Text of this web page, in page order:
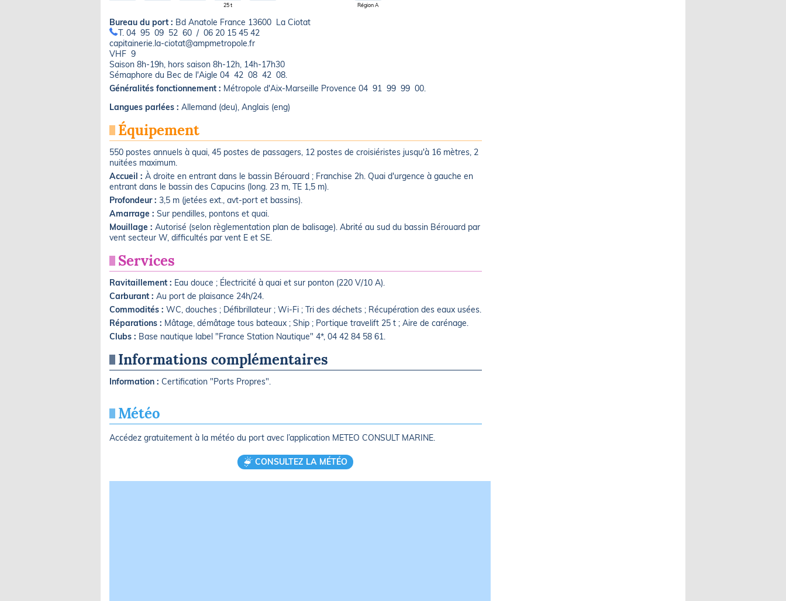
25 t Région A
Bureau du port : Bd Anatole France 13600 La Ciotat
T. 04 95 09 52 60 / 06 20 15 45 42
capitainerie.la-ciotat@ampmetropole.fr
VHF 9
Saison 8h-19h, hors saison 8h-12h, 14h-17h30
Sémaphore du Bec de l'Aigle 04 42 08 42 08.
Généralités fonctionnement : Métropole d'Aix-Marseille Provence 04 91 99 99 00.
Langues parlées : Allemand (deu), Anglais (eng)
Équipement
550 postes annuels à quai, 45 postes de passagers, 12 postes de croisiéristes jusqu'à 16 mètres, 2
nuitées maximum.
Accueil : À droite en entrant dans le bassin Bérouard ; Franchise 2h. Quai d'urgence à gauche en
entrant dans le bassin des Capucins (long. 23 m, TE 1,5 m).
Profondeur : 3,5 m (jetées ext., avt-port et bassins).
Amarrage : Sur pendilles, pontons et quai.
Mouillage : Autorisé (selon règlementation plan de balisage). Abrité au sud du bassin Bérouard par
vent secteur W, difficultés par vent E et SE.
Services
Ravitaillement : Eau douce ; Électricité à quai et sur ponton (220 V/10 A).
Carburant : Au port de plaisance 24h/24.
Commodités : WC, douches ; Défibrillateur ; Wi-Fi ; Tri des déchets ; Récupération des eaux usées.
Réparations : Mâtage, démâtage tous bateaux ; Ship ; Portique travelift 25 t ; Aire de carénage.
Clubs : Base nautique label "France Station Nautique" 4*, 04 42 84 58 61.
Informations complémentaires
Information : Certification "Ports Propres".
Météo
Accédez gratuitement à la météo du port avec l’application METEO CONSULT MARINE.
CONSULTEZ LA MÉTÉO